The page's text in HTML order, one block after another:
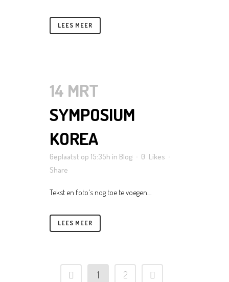
LEES MEER
14 MRT
SYMPOSIUM
KOREA
Geplaatst op 15:35h in Blog 0 Likes
Share
Tekst en foto's nog toe te voegen....
LEES MEER
1 2